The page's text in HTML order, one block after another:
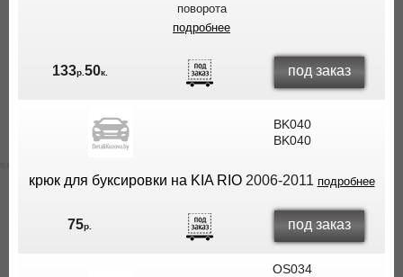
поворота
подробнее
133р. 50к. под заказ
BK040
BK040
крюк для буксировки на KIA RIO2006-2011 подробнее
75р. под заказ
OS034